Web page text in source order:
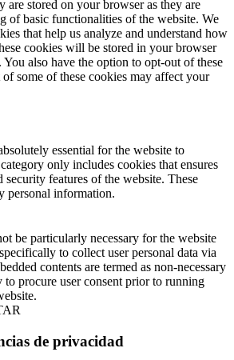
are stored on your browser as they are
of basic functionalities of the website. We
that help us analyze and understand how
cookies will be stored in your browser
also have the option to opt-out of these
some of these cookies may affect your
essential for the website to
only includes cookies that ensures
security features of the website. These
personal information.
be particularly necessary for the website
to collect user personal data via
contents are termed as non-necessary
to procure user consent prior to running
de privacidad